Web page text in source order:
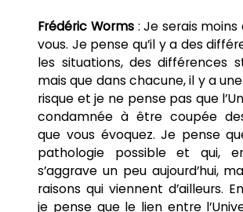
Frédéric Worms : Je serais
vous. Je pense qu’il y a des
les situations, des différences
mais que dans chacune, il y a
risque et je ne pense pas que
condamnée à être coupée
que vous évoquez. Je pense
pathologie possible et qui,
s’aggrave un peu aujourd’hui,
raisons qui viennent d’ailleurs.
je pense que le lien entre